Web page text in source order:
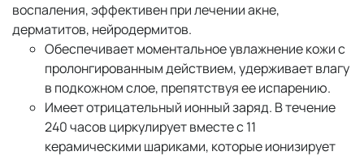
воспаления, эффективен при лечении акне,
дерматитов, нейродермитов.
Обеспечивает моментальное увлажнение кожи с
пролонгированным действием, удерживает влагу
в подкожном слое, препятствуя ее испарению.
Имеет отрицательный ионный заряд. В течение
240 часов циркулирует вместе с 11
керамическими шариками, которые ионизирует